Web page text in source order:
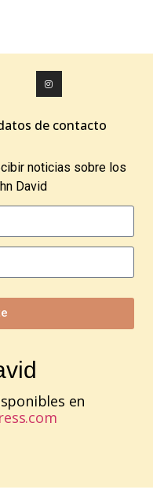
de contacto
noticias sobre los
David
en